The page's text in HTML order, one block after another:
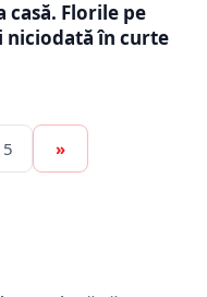
casă. Florile pe
niciodată în curte
5 »